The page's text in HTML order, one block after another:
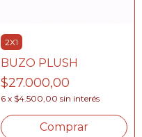
2X1
BUZO PLUSH
$27.000,00
6 x $4.500,00 sin interés
Comprar